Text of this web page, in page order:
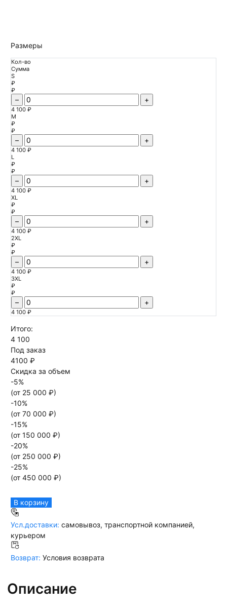
Размеры
Кол-во
Сумма
S
₽
₽
– +
4 100 ₽
M
₽
₽
– +
4 100 ₽
L
₽
₽
– +
4 100 ₽
XL
₽
₽
– +
4 100 ₽
2XL
₽
₽
– +
4 100 ₽
3XL
₽
₽
– +
4 100 ₽
Итого:
4 100
Под заказ
4100 ₽
Скидка за объем
-5%
(от 25 000 ₽)
-10%
(от 70 000 ₽)
-15%
(от 150 000 ₽)
-20%
(от 250 000 ₽)
-25%
(от 450 000 ₽)
В корзину
Усл.доставки: самовывоз, транспортной компанией,
курьером
Возврат: Условия возврата
Описание